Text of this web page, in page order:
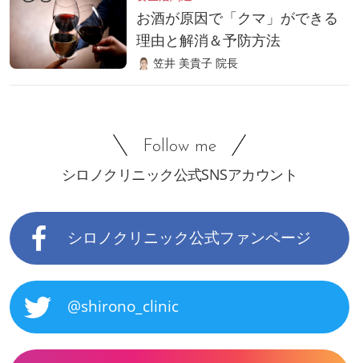
お酒が原因で「クマ」ができる
理由と解消＆予防方法
笠井 美貴子 院長
Follow me
シロノクリニック公式SNSアカウント
シロノクリニック公式ファンページ
@shirono_clinic